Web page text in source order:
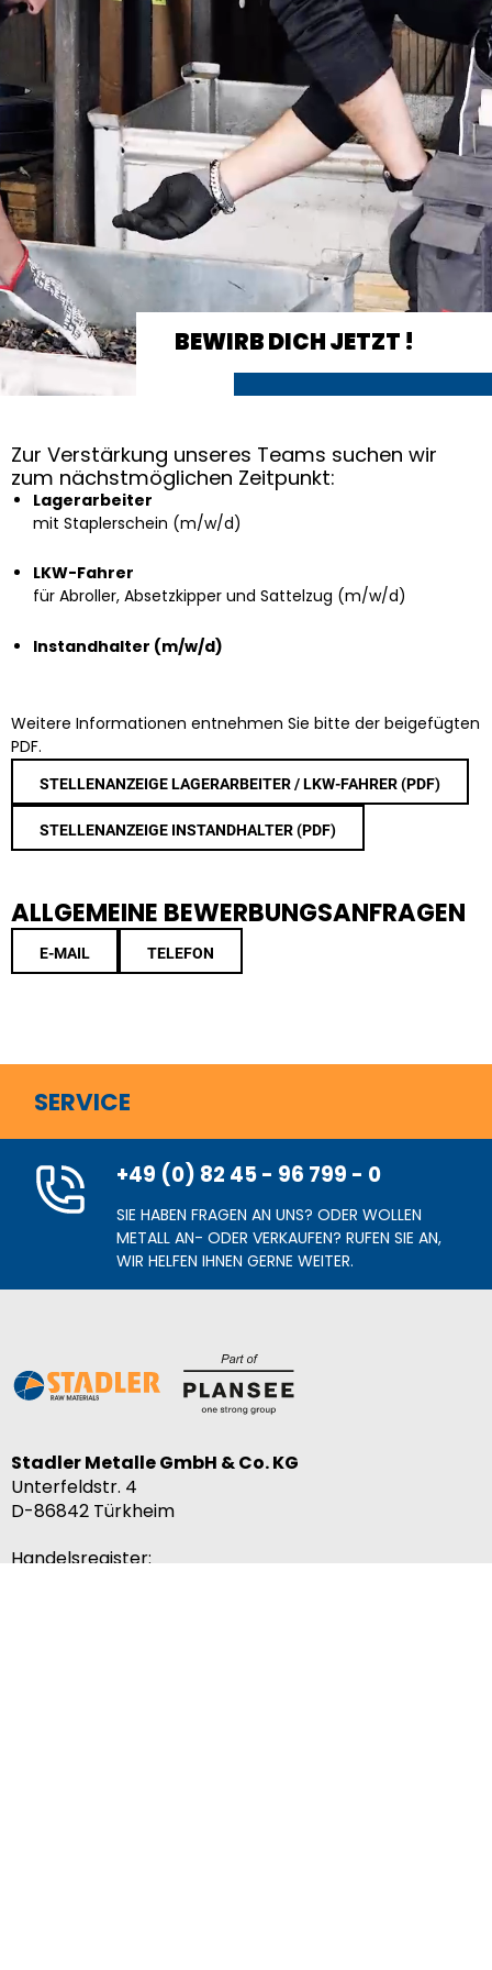
HSS / WERKZEUGSTAHL
BEWIRB DICH JETZT !
Zur Verstärkung unseres Teams suchen wir
zum nächstmöglichen Zeitpunkt:
Lagerarbeiter
mit Staplerschein (m/w/d)
LKW-Fahrer
für Abroller, Absetzkipper und Sattelzug (m/w/d)
Instandhalter (m/w/d)
Weitere Informationen entnehmen Sie bitte der beigefügten
PDF.
STELLENANZEIGE LAGERARBEITER / LKW-FAHRER (PDF)
STELLENANZEIGE INSTANDHALTER (PDF)
ALLGEMEINE BEWERBUNGSANFRAGEN
E-MAIL TELEFON
SERVICE
+49 (0) 82 45 - 96 799 - 0
SIE HABEN FRAGEN AN UNS? ODER WOLLEN
METALL AN- ODER VERKAUFEN? RUFEN SIE AN,
WIR HELFEN IHNEN GERNE WEITER.
Stadler Metalle GmbH & Co. KG
Unterfeldstr. 4
D-86842 Türkheim
Handelsregister: